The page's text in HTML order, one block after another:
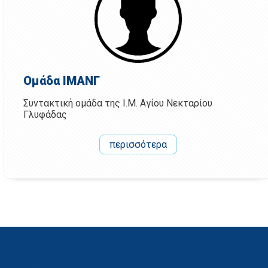
Ομάδα ΙΜΑΝΓ
Συντακτική ομάδα της Ι.Μ. Αγίου Νεκταρίου
Γλυφάδας
περισσότερα